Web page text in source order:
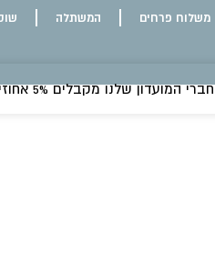
משלוח פרחים המשתלה
חברי המועדון שלנו מקבלים 5% אחוזי הנחה קבועים,